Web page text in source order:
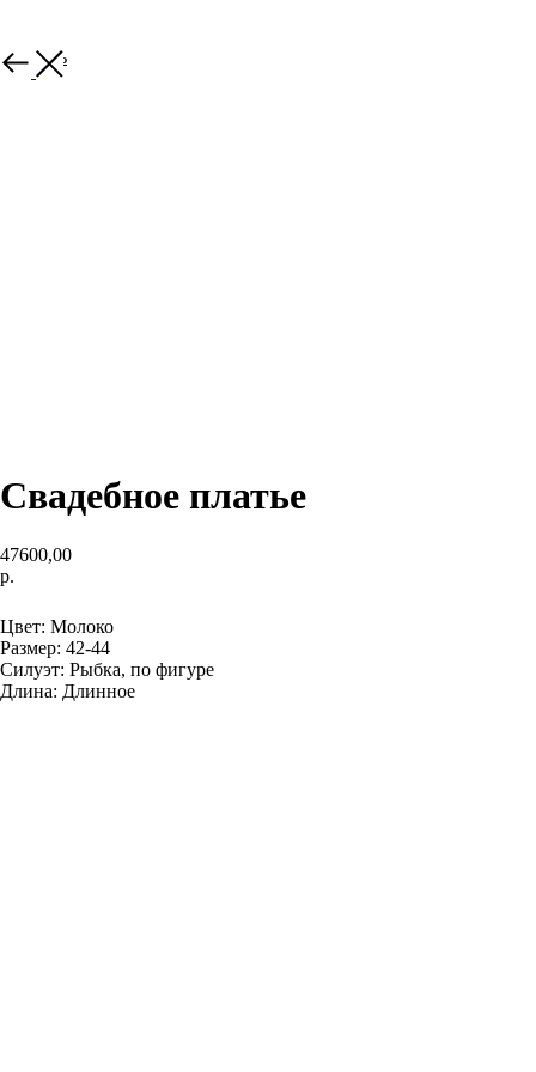
Закрыть
Свадебное платье
47600,00
р.
Цвет: Молоко
Размер: 42-44
Силуэт: Рыбка, по фигуре
Длина: Длинное